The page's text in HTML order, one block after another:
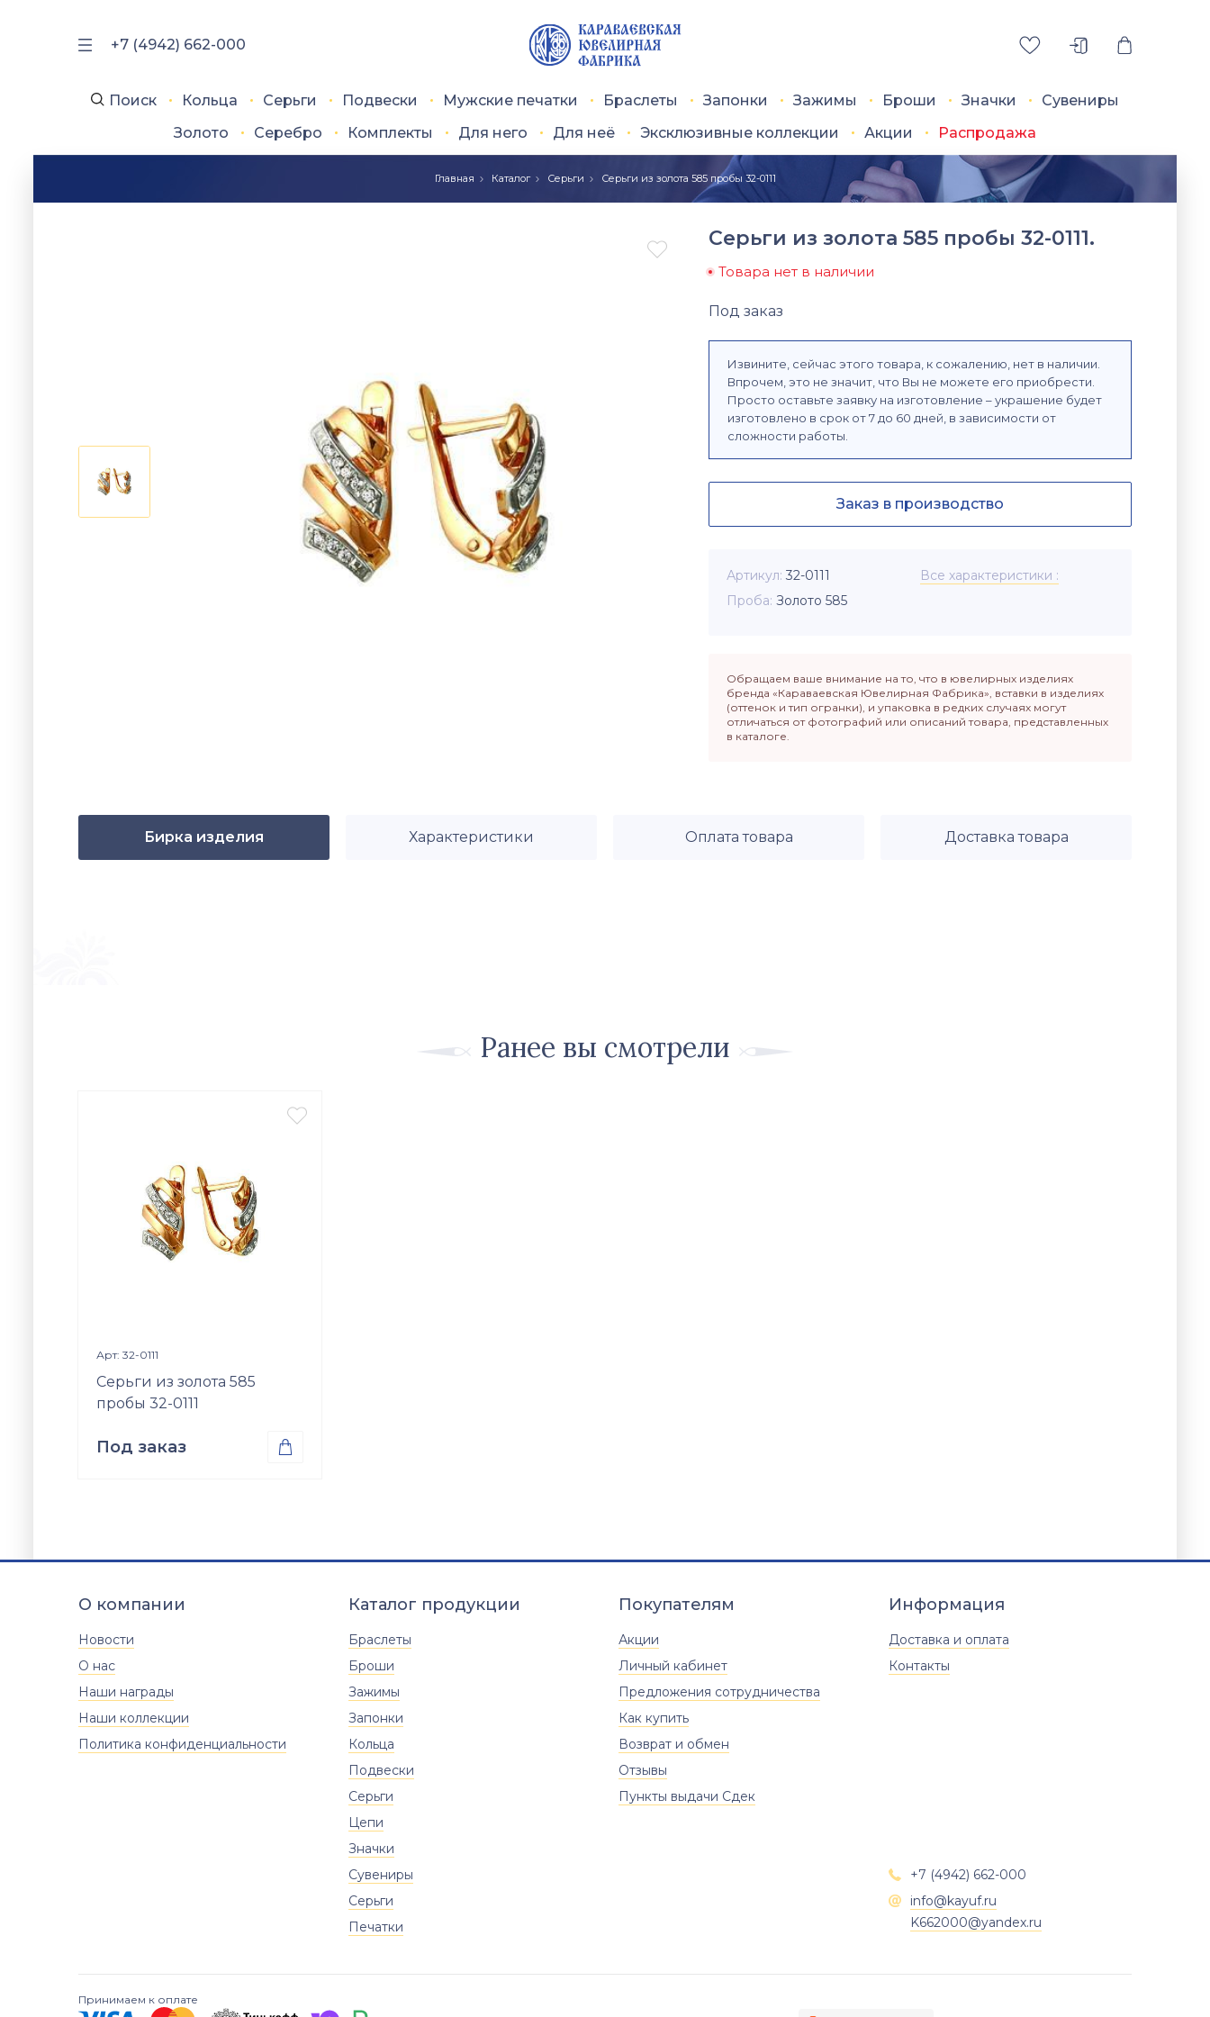
+7 (4942) 662-000
Поиск Кольца Серьги Подвески Мужские печатки Браслеты Запонки Зажимы Броши Значки
Сувениры
Золото
Серебро Комплекты Для него Для неё Эксклюзивные коллекции Акции Распродажа
Главная Каталог Серьги Серьги из золота 585 пробы 32-0111
 Серьги из золота 585 пробы 32-0111.
Товара нет в наличии
Под заказ
Извините, сейчас этого товара, к сожалению, нет в наличии.
Впрочем, это не значит, что Вы не можете его приобрести.
Просто оставьте заявку на изготовление – украшение будет
изготовлено в срок от 7 до 60 дней, в зависимости от
сложности работы.
Заказ в производство
Артикул 32-0111
Проба Золото 585
Все характеристики
Обращаем ваше внимание на то, что в ювелирных изделиях
бренда «Караваевская Ювелирная Фабрика», вставки в изделиях
(оттенок и тип огранки), и упаковка в редких случаях могут
отличаться от фотографий или описаний товара, представленных
в каталоге.
Бирка изделия Характеристики Оплата товара Доставка товара
Ранее вы смотрели

Арт: 32-0111
Серьги из золота 585
пробы 32-0111
Под заказ 
О компании
Новости
О нас
Наши награды
Наши коллекции
Политика конфиденциальности
Каталог продукции
Браслеты
Броши
Зажимы
Запонки
Кольца
Подвески
Серьги
Цепи
Значки
Сувениры
Серьги
Печатки
Покупателям
Акции
Личный кабинет
Предложения сотрудничества
Как купить
Возврат и обмен
Отзывы
Пункты выдачи Сдек
Информация
Доставка и оплата
Контакты
 +7 (4942) 662-000

info@kayuf.ru
K662000@yandex.ru
Принимаем к оплате